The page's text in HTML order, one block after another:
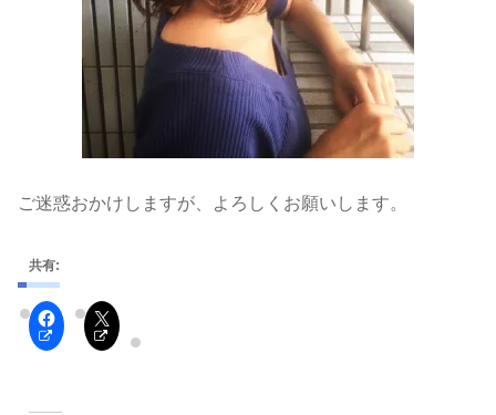
ご迷惑おかけしますが、よろしくお願いします。
共有: